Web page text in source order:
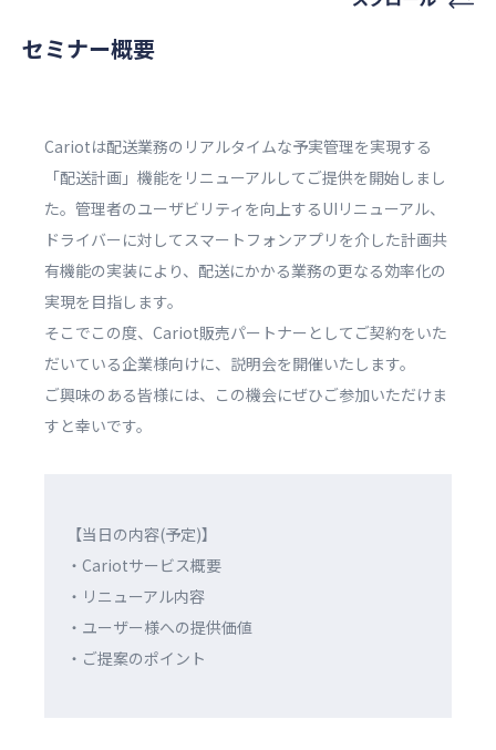
セミナー概要
Cariotは配送業務のリアルタイムな予実管理を実現する
「配送計画」機能をリニューアルしてご提供を開始しまし
た。管理者のユーザビリティを向上するUIリニューアル、
ドライバーに対してスマートフォンアプリを介した計画共
有機能の実装により、配送にかかる業務の更なる効率化の
実現を目指します。
そこでこの度、Cariot販売パートナーとしてご契約をいた
だいている企業様向けに、説明会を開催いたします。
ご興味のある皆様には、この機会にぜひご参加いただけま
すと幸いです。
【当日の内容(予定)】
・Cariotサービス概要
・リニューアル内容
・ユーザー様への提供価値
・ご提案のポイント